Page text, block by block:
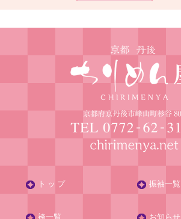
ト ッ プ 振袖一覧